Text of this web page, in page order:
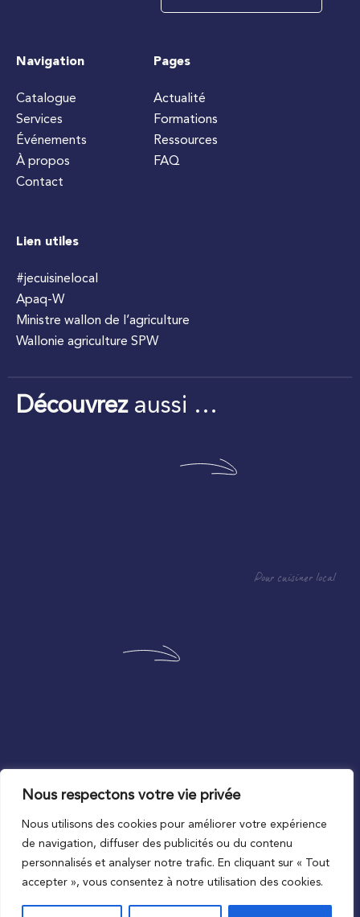
Nous respectons votre vie privée
Nous utilisons des cookies pour améliorer votre expérience
de navigation, diffuser des publicités ou du contenu
personnalisés et analyser notre trafic. En cliquant sur « Tout
accepter », vous consentez à notre utilisation des cookies.
Navigation
Catalogue
Services
Événements
À propos
Contact
Pages
Actualité
Formations
Ressources
FAQ
Lien utiles
#jecuisinelocal
Apaq-W
Ministre wallon de l’agriculture
Wallonie agriculture SPW
Découvrezaussi …
Pour cuisiner local
Au plus proche du local